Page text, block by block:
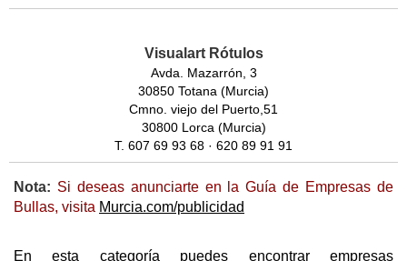
Visualart Rótulos
Avda. Mazarrón, 3
30850 Totana (Murcia)
Cmno. viejo del Puerto,51
30800 Lorca (Murcia)
T. 607 69 93 68 · 620 89 91 91
Nota: Si deseas anunciarte en la Guía de Empresas de
Bullas, visita Murcia.com/publicidad
En esta categoría puedes encontrar empresas